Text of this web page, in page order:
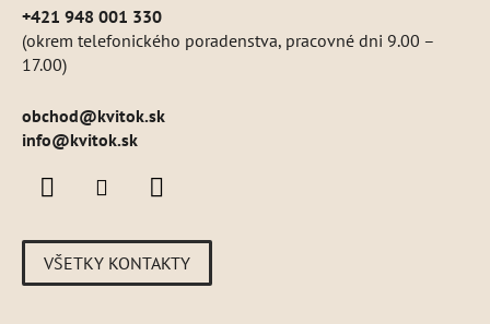
+421 948 001 330
(okrem telefonického poradenstva, pracovné dni 9.00 –
17.00)
obchod@kvitok.sk
info@kvitok.sk
VŠETKY KONTAKTY